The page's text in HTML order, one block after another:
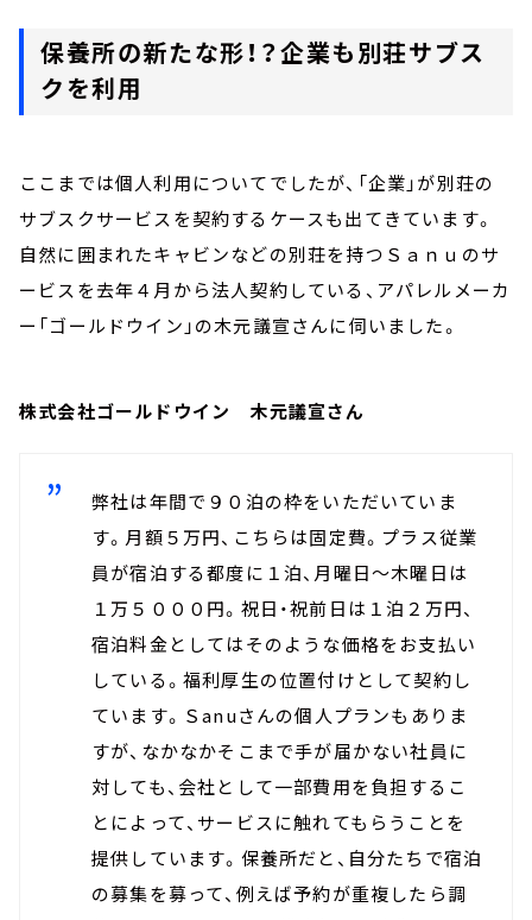
保養所の新たな形！？企業も別荘サブス
クを利用
ここまでは個人利用についてでしたが、「企業」が別荘の
サブスクサービスを契約するケースも出てきています。
自然に囲まれたキャビンなどの別荘を持つＳａｎｕのサ
ービスを去年４月から法人契約している、アパレルメーカ
ー「ゴールドウイン」の木元議宣さんに伺いました。
株式会社ゴールドウイン 木元議宣さん
弊社は年間で９０泊の枠をいただいていま
す。月額５万円、こちらは固定費。プラス従業
員が宿泊する都度に１泊、月曜日～木曜日は
１万５０００円。祝日・祝前日は１泊２万円、
宿泊料金としてはそのような価格をお支払い
している。福利厚生の位置付けとして契約し
ています。Ｓanuさんの個人プランもありま
すが、なかなかそこまで手が届かない社員に
対しても、会社として一部費用を負担するこ
とによって、サービスに触れてもらうことを
提供しています。保養所だと、自分たちで宿泊
の募集を募って、例えば予約が重複したら調